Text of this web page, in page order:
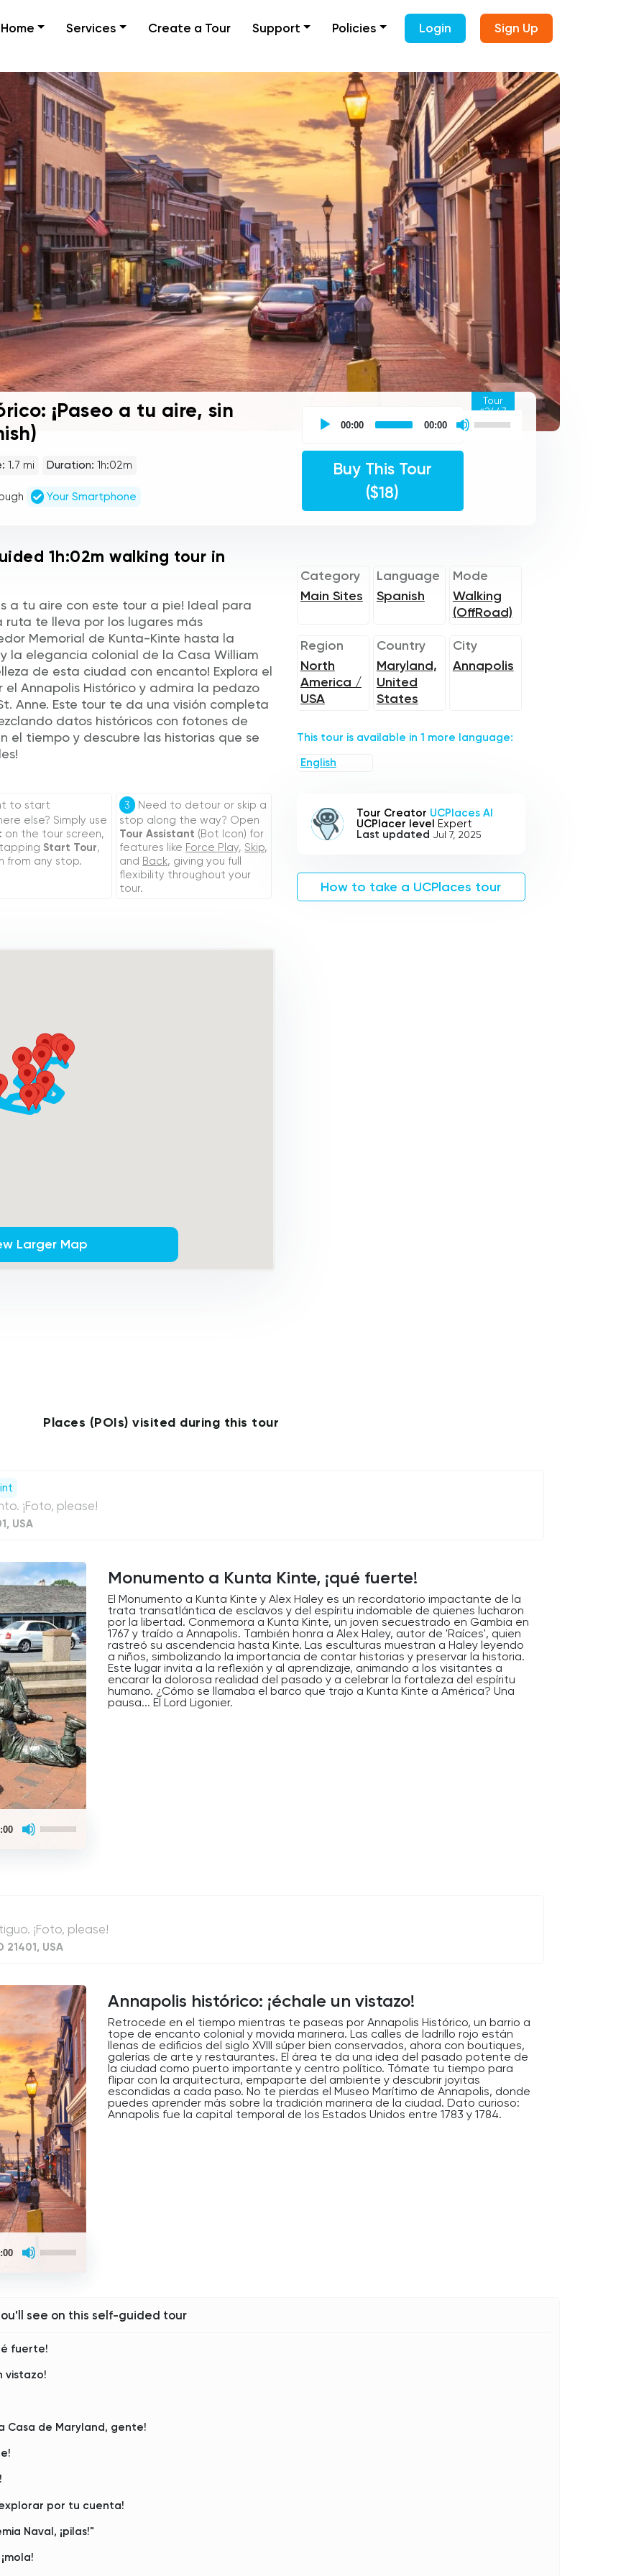
Home Services Create a Tour Support Policies Login Sign Up
¡Paseo a tu aire, sin
1.7 mi Duration: 1h:02m
Your Smartphone
self
Player
00:00 00:00
Up/Down
Buy This Tour
($18)
Tour
#2447
1h:02m walking tour in
a tu aire con este tour a pie! Ideal para
te lleva por los lugares más
Memorial de Kunta-Kinte hasta la
la elegancia colonial de la Casa William
de esta ciudad con encanto! Explora el
Annapolis Histórico y admira la pedazo
Anne. Este tour te da una visión completa
datos históricos con fotones de
el tiempo y descubre las historias que se
to start
else? Simply use
on the tour screen,
Start Tour,
from any stop.
3
Need to detour or skip a
stop along the way? Open
Tour Assistant (Bot Icon) for
features like Force Play,Skip,
and Back, giving you full
flexibility throughout your
tour.
Larger Map
Category
Main Sites
Language
Spanish
Mode
Walking
(OffRoad)
Region
North
America /
USA
Country
Maryland,
United
States
City
Annapolis
This tour is available in 1 more language:
English
Tour Creator UCPlaces AI
UCPlacer level Expert
Last updated Jul 7, 2025
How to take a UCPlaces tour
Places (POIs) visited during this tour
¡Foto, please!
USA
Up/Down
Monumento a Kunta Kinte, ¡qué fuerte!
El Monumento a Kunta Kinte y Alex Haley es un recordatorio impactante de la
trata transatlántica de esclavos y del espíritu indomable de quienes lucharon
por la libertad. Conmemora a Kunta Kinte, un joven secuestrado en Gambia en
1767 y traído a Annapolis. También honra a Alex Haley, autor de 'Raíces', quien
rastreó su ascendencia hasta Kinte. Las esculturas muestran a Haley leyendo
a niños, simbolizando la importancia de contar historias y preservar la historia.
Este lugar invita a la reflexión y al aprendizaje, animando a los visitantes a
encarar la dolorosa realidad del pasado y a celebrar la fortaleza del espíritu
humano. ¿Cómo se llamaba el barco que trajo a Kunta Kinte a América? Una
pausa... El Lord Ligonier.
¡Foto, please!
USA
Up/Down
decrease
Annapolis histórico: ¡échale un vistazo!
Retrocede en el tiempo mientras te paseas por Annapolis Histórico, un barrio a
tope de encanto colonial y movida marinera. Las calles de ladrillo rojo están
llenas de edificios del siglo XVIII súper bien conservados, ahora con boutiques,
galerías de arte y restaurantes. El área te da una idea del pasado potente de
la ciudad como puerto importante y centro político. Tómate tu tiempo para
flipar con la arquitectura, empaparte del ambiente y descubrir joyitas
escondidas a cada paso. No te pierdas el Museo Marítimo de Annapolis, donde
puedes aprender más sobre la tradición marinera de la ciudad. Dato curioso:
Annapolis fue la capital temporal de los Estados Unidos entre 1783 y 1784.
see on this self-guided tour
fuerte!
vistazo!
Casa de Maryland, gente!
por tu cuenta!
Naval, ¡pilas!"